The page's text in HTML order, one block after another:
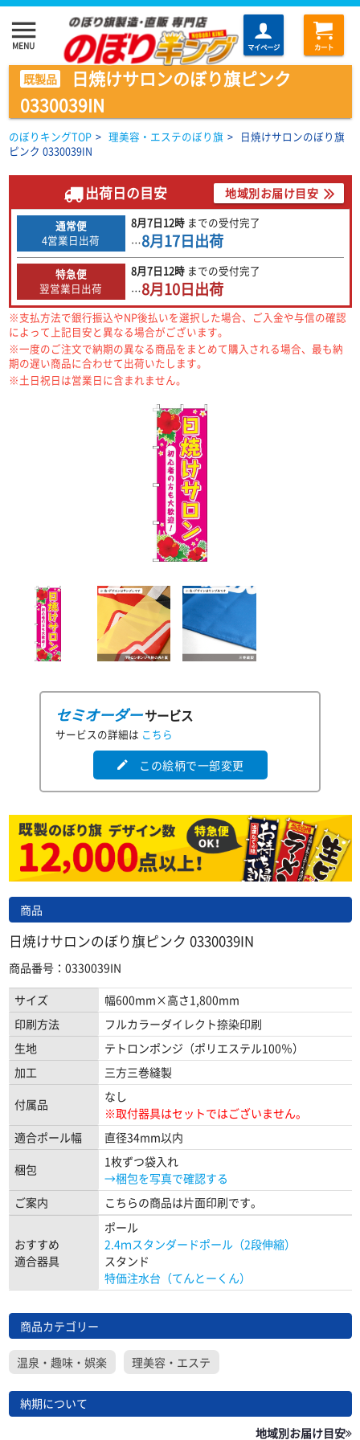
menu
MENU マイページ カート
既製品
日焼けサロンのぼり旗ピンク
0330039IN
のぼりキングTOP > 理美容・エステのぼり旗 > 日焼けサロンのぼり旗
ピンク 0330039IN
出荷日の目安 地域別お届け目安
通常便
4営業日出荷
8月7日12時 までの受付完了
…8月17日出荷
特急便
翌営業日出荷
8月7日12時 までの受付完了
…8月10日出荷
※支払方法で銀行振込やNP後払いを選択した場合、ご入金や与信の確認
によって上記目安と異なる場合がございます。
※一度のご注文で納期の異なる商品をまとめて購入される場合、最も納
期の遅い商品に合わせて出荷いたします。
※土日祝日は営業日に含まれません。
セミオーダーサービス
サービスの詳細は こちら
edit この絵柄で一部変更
商品
日焼けサロンのぼり旗ピンク 0330039IN
商品番号：0330039IN
サイズ
幅600mm×高さ1,800mm
印刷方法
フルカラーダイレクト捺染印刷
生地
テトロンポンジ（ポリエステル100％）
加工
三方三巻縫製
付属品
なし
※取付器具はセットではございません。
適合ポール幅
直径34mm以内
梱包
1枚ずつ袋入れ
→梱包を写真で確認する
ご案内
こちらの商品は片面印刷です。
おすすめ
適合器具
ポール
2.4ｍスタンダードポール（2段伸縮）
スタンド
特価注水台（てんとーくん）
商品カテゴリー
温泉・趣味・娯楽 理美容・エステ
納期について
地域別お届け目安